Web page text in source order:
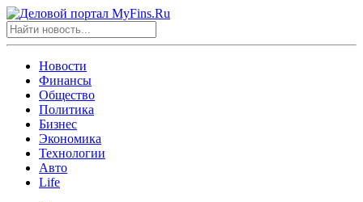
Новости
Финансы
Общество
Политика
Бизнес
Экономика
Технологии
Авто
Life